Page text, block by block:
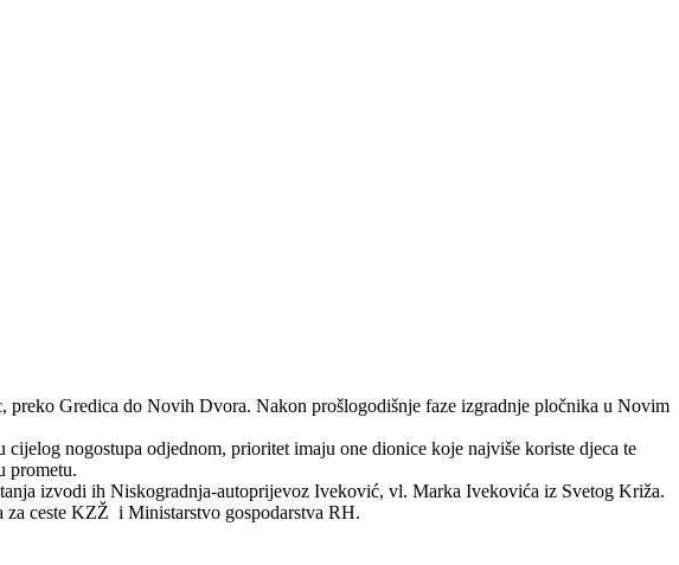
preko Gredica do Novih Dvora. Nakon prošlogodišnje faze izgradnje pločnika u Novim
nogostupa odjednom, prioritet imaju one dionice koje najviše koriste djeca te
prometu.
izvodi ih Niskogradnja-autoprijevoz Iveković, vl. Marka Ivekovića iz Svetog Križa.
za ceste KZŽ i Ministarstvo gospodarstva RH.